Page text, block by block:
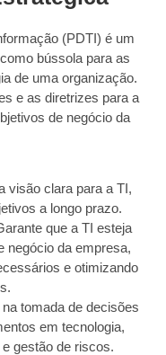
(PDTI) é um
bússola para as
de uma organização.
e as diretrizes para a
de negócio da
visão clara para a TI,
a longo prazo.
que a TI esteja
negócio da empresa,
e otimizando
na tomada de decisões
em tecnologia,
gestão de riscos.